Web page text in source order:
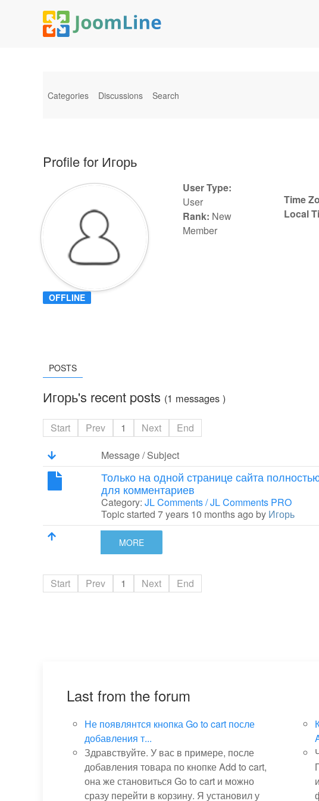
Categories Discussions Search
Profile for Игорь
OFFLINE
User Type:
User
Rank: New
Member
Time
Local
POSTS
Игорь's recent posts (1 messages )
Start Prev 1 Next
End
Message / Subject
MORE
Только на одной странице сайта
для комментариев
Category: JL Comments / JL Comments PRO
Topic started 7 years 10 months ago by Игорь
Start Prev 1 Next
End
Last from the forum
Не появлянтся кнопка Go to cart после
добавления т...
Здравствуйте. У вас в примере, после
добавления товара по кнопке Add to cart,
она же становиться Go to cart и можно
сразу перейти в корзину. Я установил у